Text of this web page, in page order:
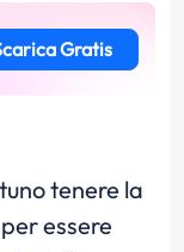
Gratis
tenere la
essere